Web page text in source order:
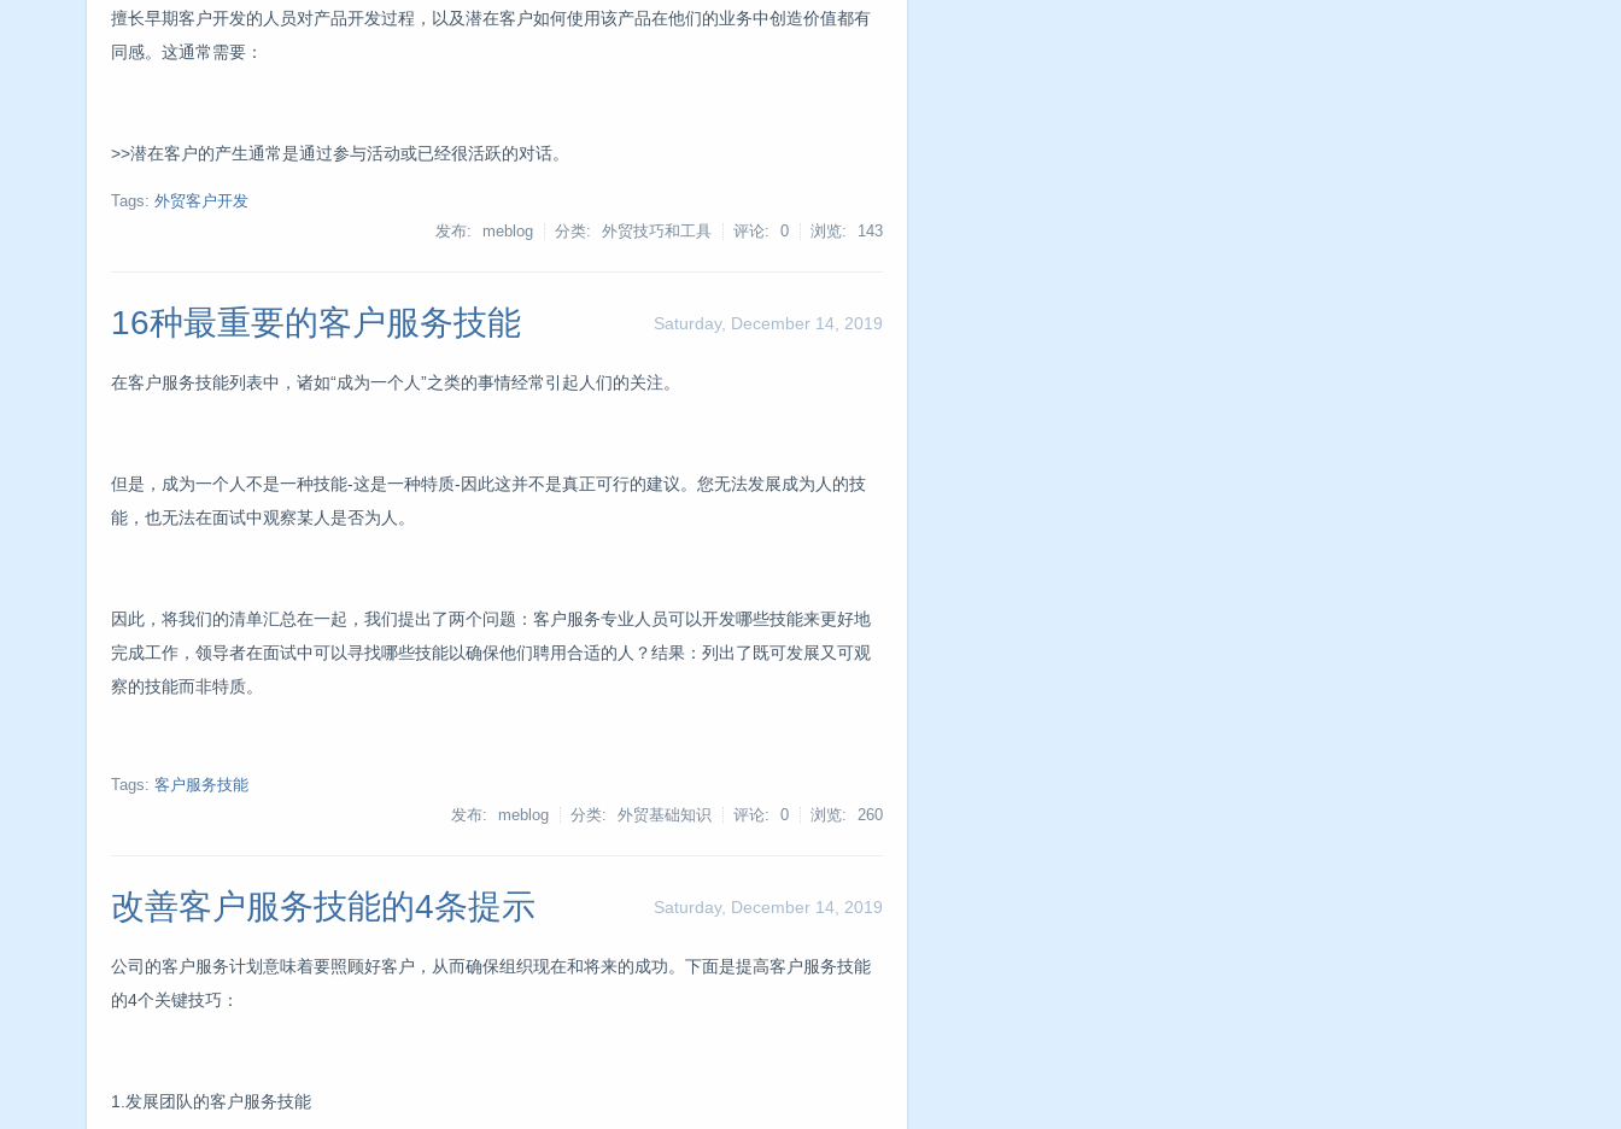
擅长早期客户开发的人员对产品开发过程，以及潜在客户如何使用该产品在他们的业务中创造价值都有
同感。这通常需要：
>>潜在客户的产生通常是通过参与活动或已经很活跃的对话。
Tags: 外贸客户开发
发布: meblog
分类: 外贸技巧和工具 评论: 0 浏览: 143
Saturday, December 14, 2019
16种最重要的客户服务技能
在客户服务技能列表中，诸如“成为一个人”之类的事情经常引起人们的关注。
但是，成为一个人不是一种技能-这是一种特质-因此这并不是真正可行的建议。您无法发展成为人的技
能，也无法在面试中观察某人是否为人。
因此，将我们的清单汇总在一起，我们提出了两个问题：客户服务专业人员可以开发哪些技能来更好地
完成工作，领导者在面试中可以寻找哪些技能以确保他们聘用合适的人？结果：列出了既可发展又可观
察的技能而非特质。
Tags: 客户服务技能
发布: meblog
分类: 外贸基础知识 评论: 0 浏览: 260
Saturday, December 14, 2019
改善客户服务技能的4条提示
公司的客户服务计划意味着要照顾好客户，从而确保组织现在和将来的成功。下面是提高客户服务技能
的4个关键技巧：
1.发展团队的客户服务技能